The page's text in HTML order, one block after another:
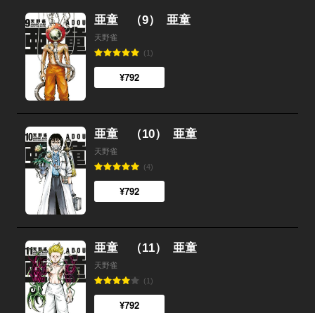
亜童 （9） 亜童
天野雀
(1)
¥792
亜童 （10） 亜童
天野雀
(4)
¥792
亜童 （11） 亜童
天野雀
(1)
¥792